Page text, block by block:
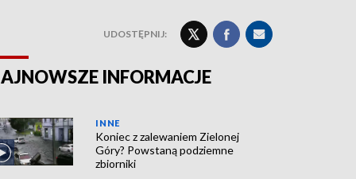
UDOSTĘPNIJ:
INFORMACJE
INNE
Koniec z zalewaniem Zielonej
Góry? Powstaną podziemne
zbiorniki